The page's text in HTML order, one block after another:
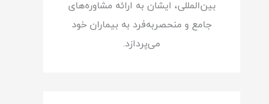
بین‌المللی، ایشان به ارائه مشاوره‌های
جامع و منحصربه‌فرد به بیماران خود
می‌پردازد.